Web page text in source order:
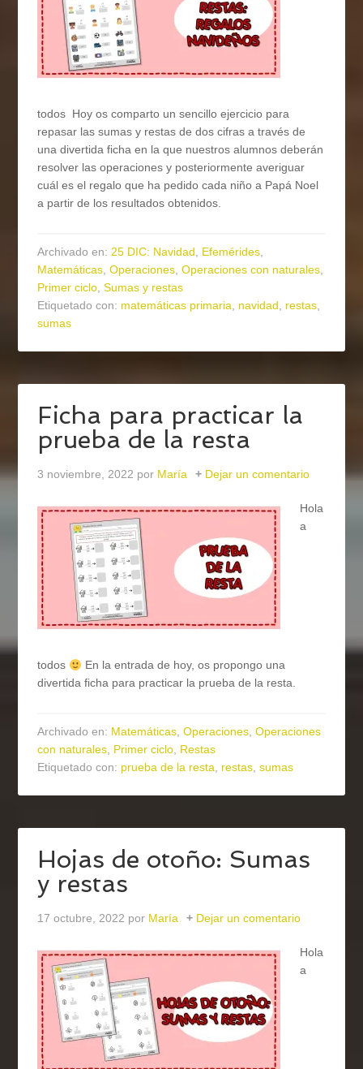
todos Hoy os comparto un sencillo ejercicio para
repasar las sumas y restas de dos cifras a través de
una divertida ficha en la que nuestros alumnos deberán
resolver las operaciones y posteriormente averiguar
cuál es el regalo que ha pedido cada niño a Papá Noel
a partir de los resultados obtenidos.
Archivado en:25 DIC: Navidad, Efemérides,
Matemáticas,Operaciones,Operaciones con naturales,
Primer ciclo,Sumas y restas
Etiquetado con: matemáticas primaria, navidad, restas,
sumas
Ficha para practicar la
prueba de la resta
3 noviembre, 2022 por María Dejar un comentario
Hola
a
todos
En la entrada de hoy, os propongo una
divertida ficha para practicar la prueba de la resta.
Archivado en: Matemáticas,Operaciones,Operaciones
con naturales, Primer ciclo, Restas
Etiquetado con: prueba de la resta, restas,sumas
Hojas de otoño: Sumas
y restas
17 octubre, 2022 por María Dejar un comentario
Hola
a